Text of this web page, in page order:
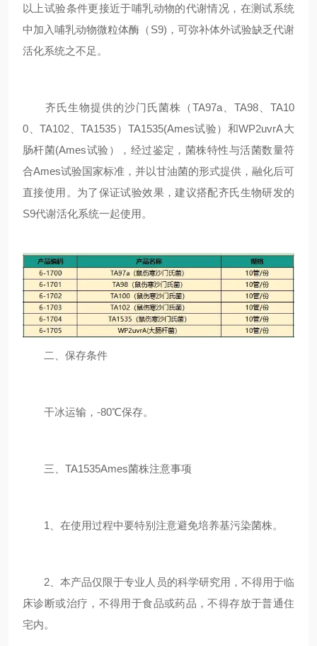
以上试验条件更接近于哺乳动物的代谢情况，在测试系统
中加入哺乳动物微粒体酶（S9)，可弥补体外试验缺乏代谢
活化系统之不足。
齐氏生物提供的沙门氏菌株（TA97a、TA98、TA10
0、TA102、TA1535）TA1535(Ames试验）和WP2uvrA大
肠杆菌(Ames试验），经过鉴定，菌株特性与活菌数量符
合Ames试验国家标准，并以甘油菌的形式提供，融化后可
直接使用。为了保证试验效果，建议搭配齐氏生物研发的
S9代谢活化系统一起使用。
二、保存条件
干冰运输，-80℃保存。
三、TA1535Ames菌株注意事项
1、在使用过程中要特别注意避免培养基污染菌株。
2、本产品仅限于专业人员的科学研究用，不得用于临
床诊断或治疗，不得用于食品或药品，不得存放于普通住
宅内。